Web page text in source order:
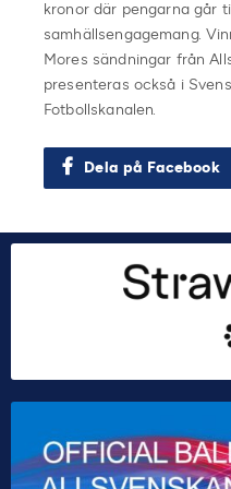
kronor där pengarna går
samhällsengagemang.
Mores sändningar från
presenteras också i
Fotbollskanalen.
Dela på Facebook